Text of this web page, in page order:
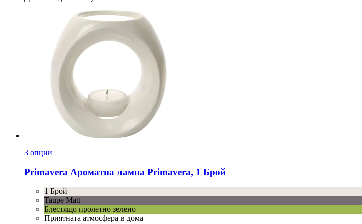
3 опции
Primavera Ароматна лампа Primavera, 1 Брой
1 Брой
Taupe Matt
Блестящо пролетно зелено
Приятната атмосфера в дома